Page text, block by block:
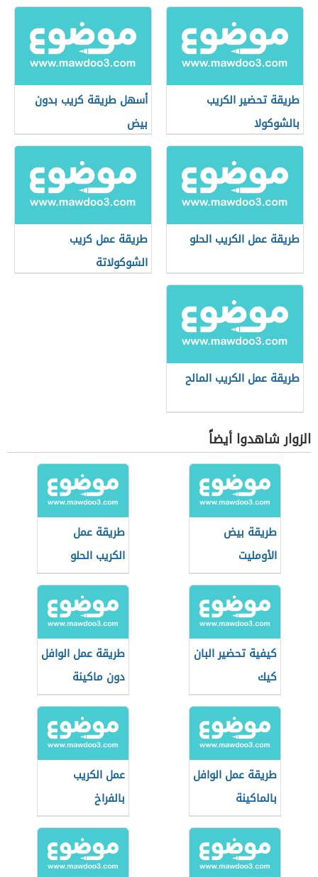
طريقة تحضير الكريب
بالشوكولا
أسهل طريقة كريب بدون
بيض
طريقة عمل الكريب الحلو
طريقة عمل كريب
الشوكولاتة
طريقة عمل الكريب المالح
الزوار شاهدوا أيضاً
طريقة بيض
الأومليت
طريقة عمل
الكريب الحلو
كيفية تحضير البان
كيك
طريقة عمل الوافل
دون ماكينة
طريقة عمل الوافل
بالماكينة
عمل الكريب
بالفراخ